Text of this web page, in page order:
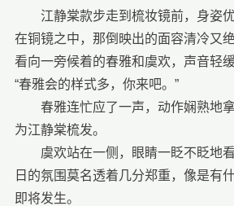
江静棠款步走到梳妆镜前，身姿
在铜镜之中，那倒映出的面容清冷又
看向一旁候着的春雅和虞欢，声音轻
“春雅会的样式多，你来吧。”
春雅连忙应了一声，动作娴熟地
为江静棠梳发。
虞欢站在一侧，眼睛一眨不眨地
日的氛围莫名透着几分郑重，像是有
即将发生。